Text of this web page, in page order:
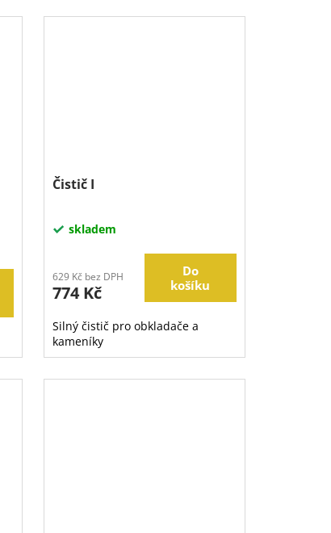
Čistič I
skladem
629 Kč bez DPH
774 Kč
Do
košíku
Silný čistič pro obkladače a
kameníky